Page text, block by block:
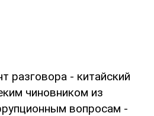
разговора - китайский
чиновником из
вопросам -